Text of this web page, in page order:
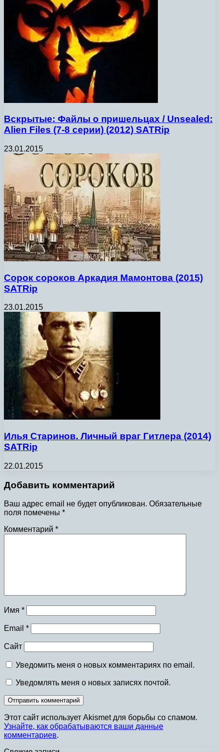
Вскрытые: Файлы о пришельцах / Unsealed:
Alien Files (7-8 серии) (2012) SATRip
23.01.2015
Сорок сороков Аркадия Мамонтова (2015)
SATRip
23.01.2015
Илья Старинов. Личный враг Гитлера (2014)
SATRip
22.01.2015
Добавить комментарий
Ваш адрес email не будет опубликован. Обязательные
поля помечены *
Комментарий *
Имя *
Email *
Сайт
Уведомить меня о новых комментариях по email.
Уведомлять меня о новых записях почтой.
Этот сайт использует Akismet для борьбы со спамом.
Узнайте, как обрабатываются ваши данные
комментариев.